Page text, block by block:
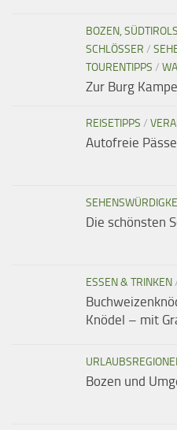
BOZEN,
SCHLÖSSER /
TOURENTIPPS /
Zur Burg
REISETIPPS /
Autofreie
Die schönsten
ESSEN & TRINKEN
Knödel – mit
Bozen und